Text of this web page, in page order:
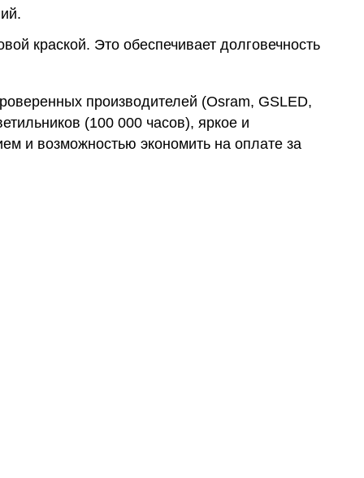
краской. Это обеспечивает долговечность
производителей (Osram, GSLED,
(100 000 часов), яркое и
и возможностью экономить на оплате за